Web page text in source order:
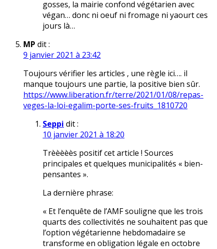
gosses, la mairie confond végétarien avec
végan… donc ni oeuf ni fromage ni yaourt ces
jours là…
MP dit :
9 janvier 2021 à 23:42
Toujours vérifier les articles , une règle ici…. il
manque toujours une partie, la positive bien sûr.
https://www.liberation.fr/terre/2021/01/08/repas-
veges-la-loi-egalim-porte-ses-fruits_1810720
Seppi dit :
10 janvier 2021 à 18:20
Trèèèèès positif cet article ! Sources
principales et quelques municipalités « bien-
pensantes ».
La dernière phrase:
« Et l’enquête de l’AMF souligne que les trois
quarts des collectivités ne souhaitent pas que
l’option végétarienne hebdomadaire se
transforme en obligation légale en octobre